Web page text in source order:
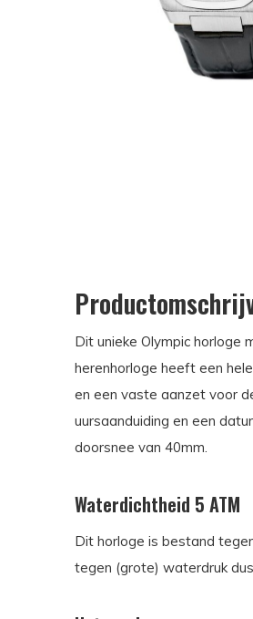
Dit unieke Olympic horloge
herenhorloge heeft een
en een vaste aanzet voor
uursaanduiding en een
doorsnee van 40mm.
Waterdichtheid 5 ATM
Dit horloge is bestand
tegen (grote) waterdruk